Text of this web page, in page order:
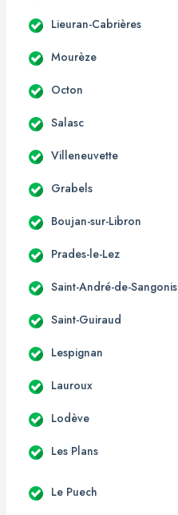
Lieuran-Cabrières
Mourèze
Octon
Salasc
Villeneuvette
Grabels
Boujan-sur-Libron
Prades-le-Lez
Saint-André-de-Sangonis
Saint-Guiraud
Lespignan
Lauroux
Lodève
Les Plans
Le Puech